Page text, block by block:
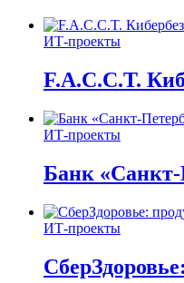
ИТ-проекты
F.A.C.C.T.
ИТ-проекты
Банк «Санкт-
ИТ-проекты